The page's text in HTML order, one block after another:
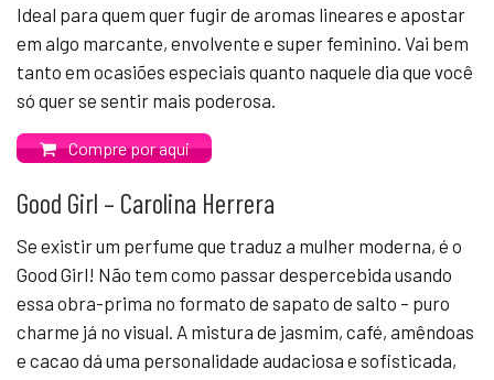
Ideal para quem quer fugir de aromas lineares e apostar
em algo marcante, envolvente e super feminino. Vai bem
tanto em ocasiões especiais quanto naquele dia que você
só quer se sentir mais poderosa.
Compre por aqui
Good Girl – Carolina Herrera
Se existir um perfume que traduz a mulher moderna, é o
Good Girl! Não tem como passar despercebida usando
essa obra-prima no formato de sapato de salto – puro
charme já no visual. A mistura de jasmim, café, amêndoas
e cacao dá uma personalidade audaciosa e sofisticada,